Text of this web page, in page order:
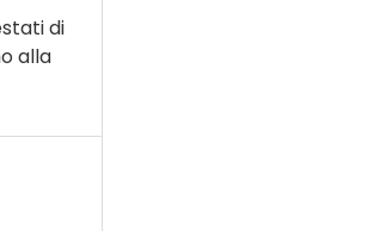
di
alla